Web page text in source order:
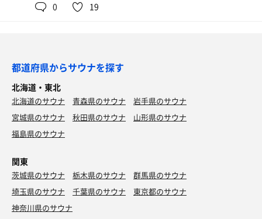
0
19
都道府県からサウナを探す
北海道・東北
北海道のサウナ 青森県のサウナ
岩手県のサウナ
宮城県のサウナ
秋田県のサウナ
山形県のサウナ
福島県のサウナ
関東
茨城県のサウナ 栃木県のサウナ
群馬県のサウナ
埼玉県のサウナ
千葉県のサウナ
東京都のサウナ
神奈川県のサウナ